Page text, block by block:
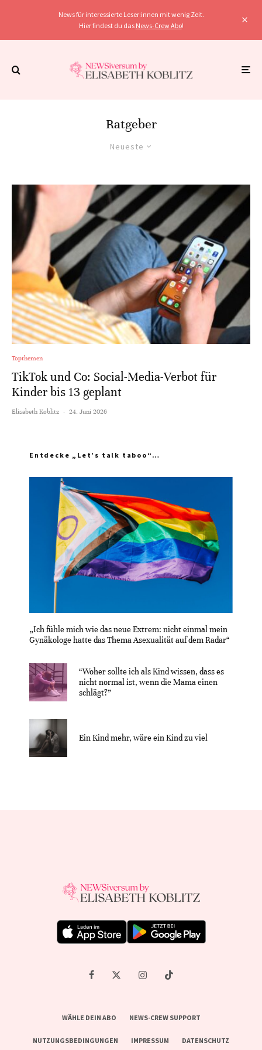
News für interessierte Leser:innen mit wenig Zeit.
Hier findest du das News-Crew Abo!
Ratgeber
Neueste
Topthemen
TikTok und Co: Social-Media-Verbot für
Kinder bis 13 geplant
Elisabeth Koblitz · 24. Juni 2026
Entdecke „Let’s talk taboo“…
„Ich fühle mich wie das neue Extrem: nicht einmal mein
Gynäkologe hatte das Thema Asexualität auf dem Radar“
“Woher sollte ich als Kind wissen, dass es
nicht normal ist, wenn die Mama einen
schlägt?”
Ein Kind mehr, wäre ein Kind zu viel
WÄHLE DEIN ABO NEWS-CREW SUPPORT
NUTZUNGSBEDINGUNGEN IMPRESSUM DATENSCHUTZ